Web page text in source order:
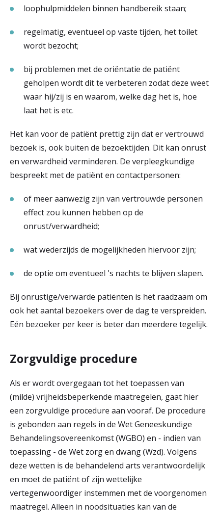
loophulpmiddelen binnen handbereik staan;
regelmatig, eventueel op vaste tijden, het toilet
wordt bezocht;
bij problemen met de oriëntatie de patiënt
geholpen wordt dit te verbeteren zodat deze weet
waar hij/zij is en waarom, welke dag het is, hoe
laat het is etc.
Het kan voor de patiënt prettig zijn dat er vertrouwd
bezoek is, ook buiten de bezoektijden. Dit kan onrust
en verwardheid verminderen. De verpleegkundige
bespreekt met de patiënt en contactpersonen:
of meer aanwezig zijn van vertrouwde personen
effect zou kunnen hebben op de
onrust/verwardheid;
wat wederzijds de mogelijkheden hiervoor zijn;
de optie om eventueel 's nachts te blijven slapen.
Bij onrustige/verwarde patiënten is het raadzaam om
ook het aantal bezoekers over de dag te verspreiden.
Eén bezoeker per keer is beter dan meerdere tegelijk.
Zorgvuldige procedure
Als er wordt overgegaan tot het toepassen van
(milde) vrijheidsbeperkende maatregelen, gaat hier
een zorgvuldige procedure aan vooraf. De procedure
is gebonden aan regels in de Wet Geneeskundige
Behandelingsovereenkomst (WGBO) en - indien van
toepassing - de Wet zorg en dwang (Wzd). Volgens
deze wetten is de behandelend arts verantwoordelijk
en moet de patiënt of zijn wettelijke
vertegenwoordiger instemmen met de voorgenomen
maatregel. Alleen in noodsituaties kan van de